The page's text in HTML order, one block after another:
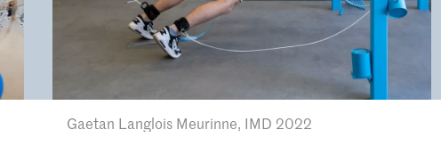
Gaetan Langlois Meurinne, IMD 2022